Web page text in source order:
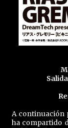
A continuación
ha compartido